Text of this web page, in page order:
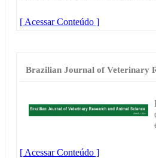
[ Acessar Conteúdo ]
Brazilian Journal of Veterinary
[ Acessar Conteúdo ]